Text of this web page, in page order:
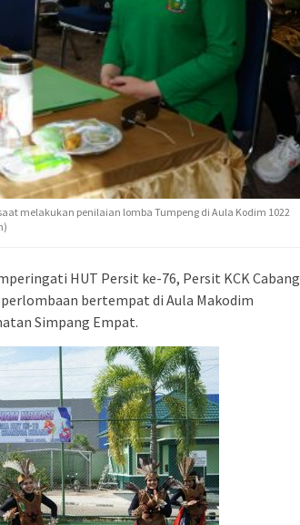
melakukan penilaian lomba Tumpeng di Aula Kodim 1022
HUT Persit ke-76, Persit KCK Cabang
bertempat di Aula Makodim
Simpang Empat.